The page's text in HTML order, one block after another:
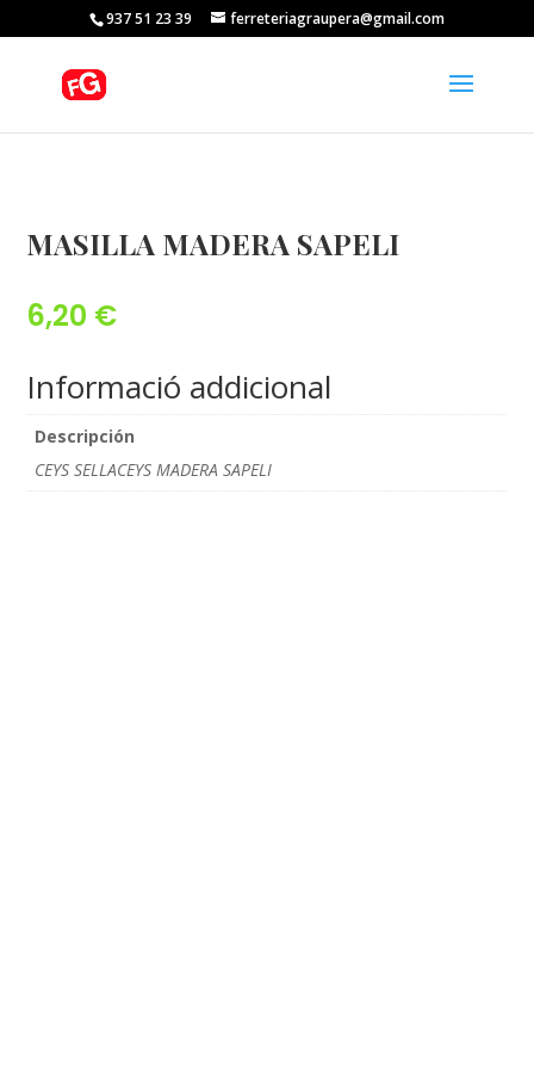
937 51 23 39 ferreteriagraupera@gmail.com
MASILLA MADERA SAPELI
6,20 €
Informació addicional
Descripción
CEYS SELLACEYS MADERA SAPELI